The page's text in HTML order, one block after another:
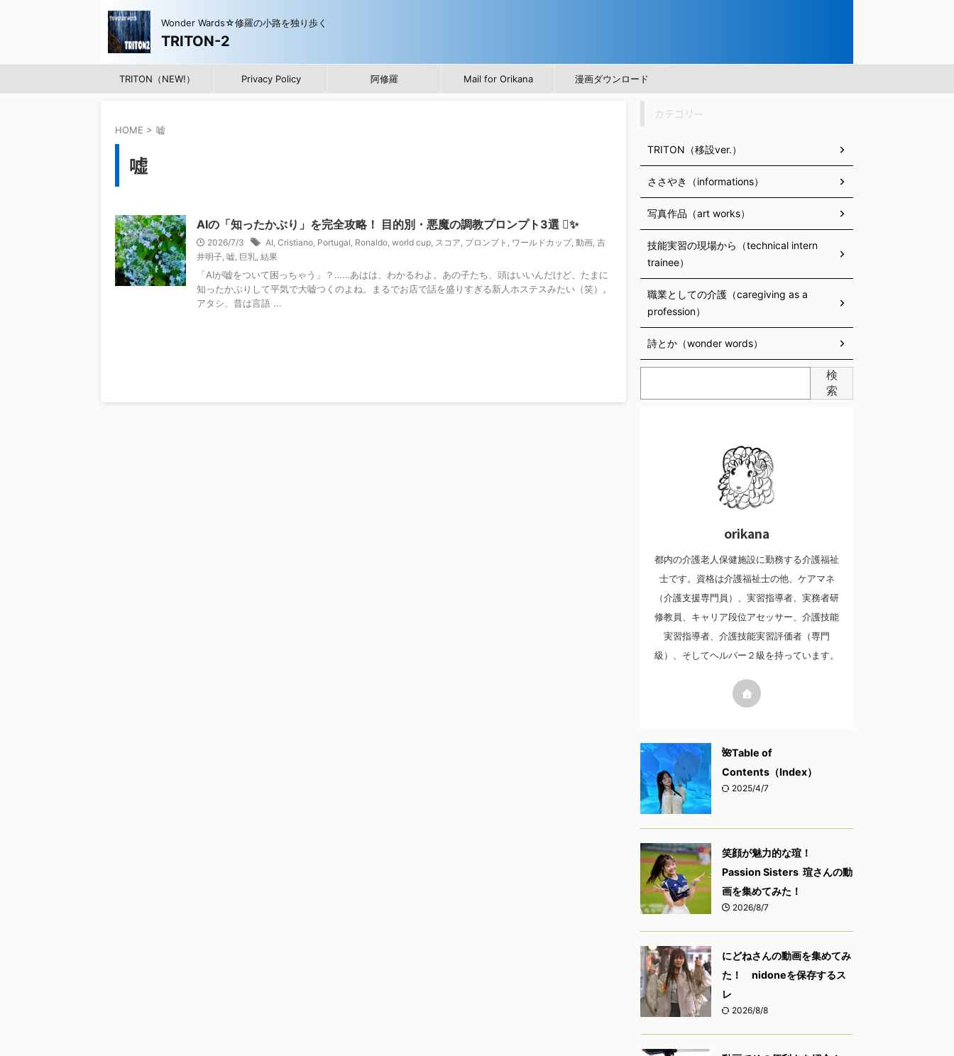
Wonder Wards☆修羅の小路を独り歩く
TRITON-2
TRITON（NEW!） Privacy Policy 阿修羅 Mail for Orikana 漫画ダウンロード
HOME > 嘘
嘘
AIの「知ったかぶり」を完全攻略！ 目的別・悪魔の調教プロンプト3選 ✨
2026/7/3 AI, Cristiano, Portugal, Ronaldo, world cup, スコア, プロンプト , ワールドカップ, 動画, 吉
井明子, 嘘, 巨乳, 結果
「AIが嘘をついて困っちゃう」？……あはは、わかるわよ。あの子たち、頭はいいんだけど、たまに
知ったかぶりして平気で大嘘つくのよね。まるでお店で話を盛りすぎる新人ホステスみたい（笑）。
アタシ、昔は言語 ...
TRITON（移設ver.）
ささやき（informations）
写真作品（art works）
技能実習の現場から（technical intern
trainee）
職業としての介護（caregiving as a
profession）
詩とか（wonder words）
検
索
orikana
都内の介護老人保健施設に勤務する介護福祉
士です。資格は介護福祉士の他、ケアマネ
（介護支援専門員）、実習指導者、実務者研
修教員、キャリア段位アセッサー、介護技能
実習指導者、介護技能実習評価者（専門
級）、そしてヘルパー２級を持っています。
🌺Table of
Contents（Index）
2025/4/7
笑顔が魅力的な瑄！
Passion Sisters 瑄さんの動
画を集めてみた！
2026/8/7
にどねさんの動画を集めてみ
た！ nidoneを保存するス
レ
2026/8/8